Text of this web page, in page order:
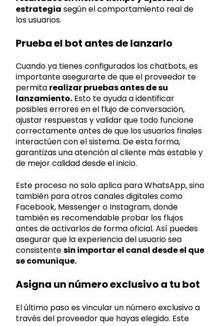
estrategia según el comportamiento real de
los usuarios.
Prueba el bot antes de lanzarlo
Cuando ya tienes configurados los chatbots, es
importante asegurarte de que el proveedor te
permita realizar pruebas antes de su
lanzamiento. Esto te ayuda a identificar
posibles errores en el flujo de conversación,
ajustar respuestas y validar que todo funcione
correctamente antes de que los usuarios finales
interactúen con el sistema. De esta forma,
garantizas una atención al cliente másestable y
de mejor calidad desde el inicio.
Este proceso no solo aplica para WhatsApp, sino
también para otros canales digitales como
Facebook, Messenger o Instagram, donde
también es recomendable probar los flujos
antes de activarlos de forma oficial. Así puedes
asegurar que la experiencia del usuario sea
consistentesin importar el canal desde el que
se comunique.
Asigna un número exclusivo a tu bot
El último paso es vincular un número exclusivo a
través del proveedor que hayas elegido. Este